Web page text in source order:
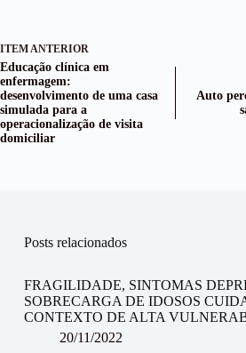
ITEM ANTERIOR
Educação clínica em
enfermagem:
desenvolvimento de uma casa
simulada para a
operacionalização de visita
domiciliar
Auto
Posts relacionados
FRAGILIDADE, SINTOMAS
SOBRECARGA DE IDOSOS
CONTEXTO DE ALTA
20/11/2022